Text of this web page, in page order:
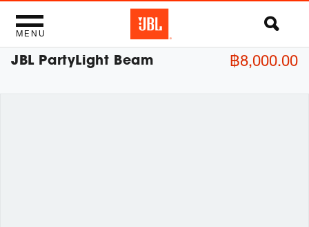
MENU
JBL PartyLight Beam ฿8,000.00